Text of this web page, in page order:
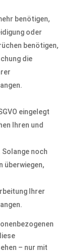
benötigen,
oder
benötigen,
die
eingelegt
Ihren und
noch
überwiegen,
Ihrer
– nur mit